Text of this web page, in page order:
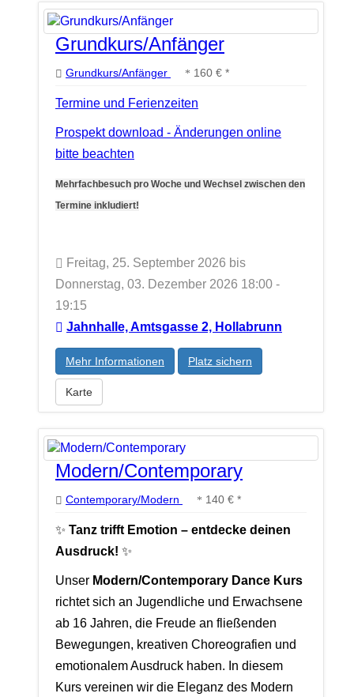
Grundkurs/Anfänger
Grundkurs/Anfänger 160 € *
Termine und Ferienzeiten
Prospekt download - Änderungen online
bitte beachten
Mehrfachbesuch pro Woche und Wechsel zwischen den
Termine inkludiert!
Freitag, 25. September 2026 bis
Donnerstag, 03. Dezember 2026 18:00 -
19:15
Jahnhalle, Amtsgasse 2, Hollabrunn
Mehr Informationen Platz sichern
Karte
Modern/Contemporary
Contemporary/Modern 140 € *
✨ Tanz trifft Emotion – entdecke deinen
Ausdruck! ✨
Unser Modern/Contemporary Dance Kurs
richtet sich an Jugendliche und Erwachsene
ab 16 Jahren, die Freude an fließenden
Bewegungen, kreativen Choreografien und
emotionalem Ausdruck haben. In diesem
Kurs vereinen wir die Eleganz des Modern